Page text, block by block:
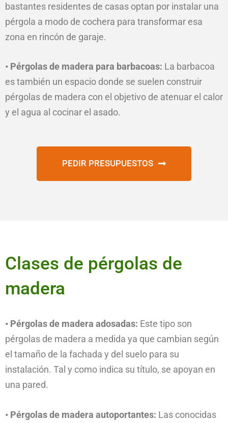
bastantes residentes de casas optan por instalar una
pérgola a modo de cochera para transformar esa
zona en rincón de garaje.
• Pérgolas de madera para barbacoas: La barbacoa
es también un espacio donde se suelen construir
pérgolas de madera con el objetivo de atenuar el calor
y el agua al cocinar el asado.
PEDIR PRESUPUESTOS
Clases de pérgolas de
madera
• Pérgolas de madera adosadas: Este tipo son
pérgolas de madera a medida ya que cambian según
el tamaño de la fachada y del suelo para su
instalación. Tal y como indica su título, se apoyan en
una pared.
• Pérgolas de madera autoportantes: Las conocidas